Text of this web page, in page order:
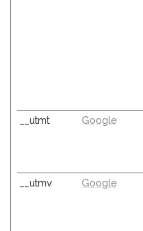
__utmt Google
__utmv Google